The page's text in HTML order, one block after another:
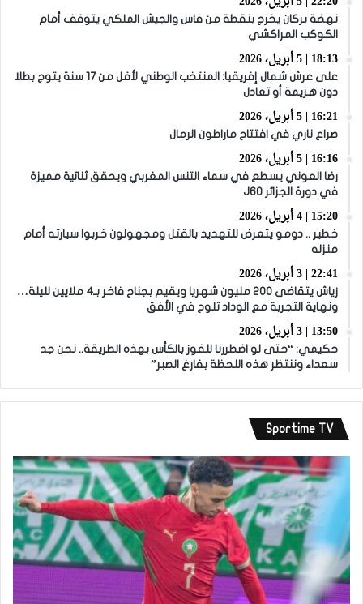
نهضة بركان يخرج بنقطة من فاس والجيش الملكي يتوقف أمام
الكوكب المراكشي
18:13 | 5 أبريل، 2026
على عرش شمال إفريقيا: المنتخب الوطني لأقل من 17 سنة يتوج بطلا
دون هزيمة أو تعادل
16:21 | 5 أبريل، 2026
صراع ناري في افتتاح ماراطون الرمال
16:16 | 5 أبريل، 2026
رضا العوني يسطع في سماء التنس المغربي ويحقق ثنائية مميزة
في دورة الجزائر J60
15:20 | 4 أبريل، 2026
خطير .. دومو يتعرض للتهديد بالقتل ومجهولون خربوا سيارته أمام
منزله
22:41 | 3 أبريل، 2026
زياش يتقاضى 200 مليون شهريا ويقيم بجناح فاخر بـ4 ملايين لليلة…
ونهاية التجربة مع الوداد تلوح في الأفق
13:50 | 3 أبريل، 2026
حكيمي: “حتى لو اضطررنا للفوز بالكأس بهذه الطريقة.. نحن جد
سعداء وننتظر هذه اللحظة بفارغ الصبر”
Sportime TV